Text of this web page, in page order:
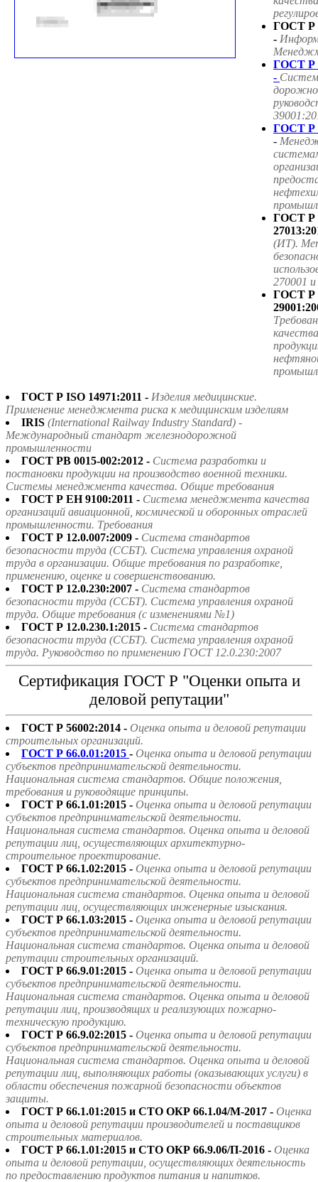
ГОСТ Р
-
ГОСТ Р
-
ГОСТ Р
-
ГОСТ
(ИТ).
270001
ГОСТ
ГОСТ Р ISO 14971:2011 - Изделия медицинские.
Применение менеджмента риска к медицинским изделиям
IRIS (International Railway Industry Standard) -
Международный стандарт железнодорожной
промышленности
ГОСТ РВ 0015-002:2012 - Система разработки и
постановки продукции на производство военной техники.
Системы менеджмента качества. Общие требования
ГОСТ Р ЕН 9100:2011 - Система менеджмента качества
организаций авиационной, космической и оборонных отраслей
промышленности. Требования
ГОСТ Р 12.0.007:2009 - Система стандартов
безопасности труда (ССБТ). Система управления охраной
труда в организации. Общие требования по разработке,
применению, оценке и совершенствованию.
ГОСТ Р 12.0.230:2007 - Система стандартов
безопасности труда (ССБТ). Система управления охраной
труда. Общие требования (с изменениями №1)
ГОСТ Р 12.0.230.1:2015 - Система стандартов
безопасности труда (ССБТ). Система управления охраной
труда. Руководство по применению ГОСТ 12.0.230:2007
Сертификация ГОСТ Р "Оценки опыта и
деловой репутации"
ГОСТ Р 56002:2014 - Оценка опыта и деловой репутации
строительных организаций.
ГОСТ Р 66.0.01:2015 - Оценка опыта и деловой репутации
субъектов предпринимательской деятельности.
Национальная система стандартов. Общие положения,
требования и руководящие принципы.
ГОСТ Р 66.1.01:2015 - Оценка опыта и деловой репутации
субъектов предпринимательской деятельности.
Национальная система стандартов. Оценка опыта и деловой
репутации лиц, осуществляющих архитектурно-
строительное проектирование.
ГОСТ Р 66.1.02:2015 - Оценка опыта и деловой репутации
субъектов предпринимательской деятельности.
Национальная система стандартов. Оценка опыта и деловой
репутации лиц, осуществляющих инженерные изыскания.
ГОСТ Р 66.1.03:2015 - Оценка опыта и деловой репутации
субъектов предпринимательской деятельности.
Национальная система стандартов. Оценка опыта и деловой
репутации строительных организаций.
ГОСТ Р 66.9.01:2015 - Оценка опыта и деловой репутации
субъектов предпринимательской деятельности.
Национальная система стандартов. Оценка опыта и деловой
репутации лиц, производящих и реализующих пожарно-
техническую продукцию.
ГОСТ Р 66.9.02:2015 - Оценка опыта и деловой репутации
субъектов предпринимательской деятельности.
Национальная система стандартов. Оценка опыта и деловой
репутации лиц, выполняющих работы (оказывающих услуги) в
области обеспечения пожарной безопасности объектов
защиты.
ГОСТ Р 66.1.01:2015 и СТО ОКР 66.1.04/М-2017 - Оценка
опыта и деловой репутации производителей и поставщиков
строительных материалов.
ГОСТ Р 66.1.01:2015 и СТО ОКР 66.9.06/П-2016 - Оценка
опыта и деловой репутации, осуществляющих деятельность
по предоставлению продуктов питания и напитков.